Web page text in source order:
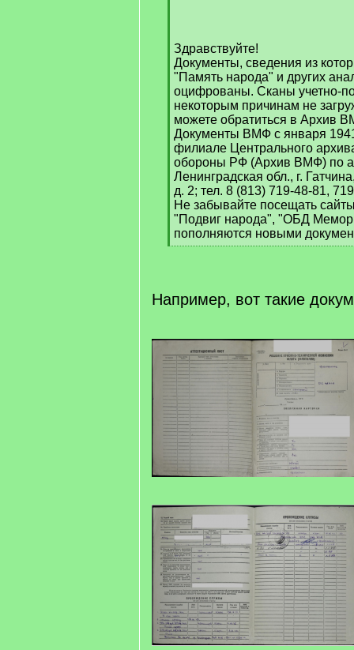
Здравствуйте!
Документы, сведения из
"Память народа" и других
оцифрованы. Сканы учетно-
некоторым причинам не
можете обратиться в Архив
Документы ВМФ с января
филиале Центрального
обороны РФ (Архив ВМФ) по
Ленинградская обл., г.
д. 2; тел. 8 (813) 719-48-81,
Не забывайте посещать
"Подвиг народа", "ОБД
пополняются новыми
[
Например, вот такие